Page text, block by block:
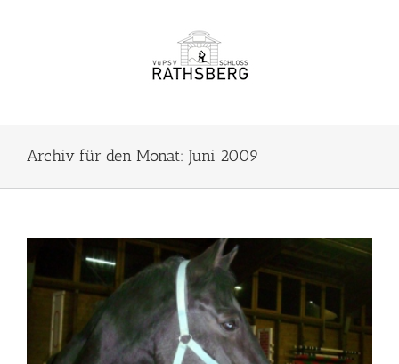
Archiv für den Monat: Juni 2009